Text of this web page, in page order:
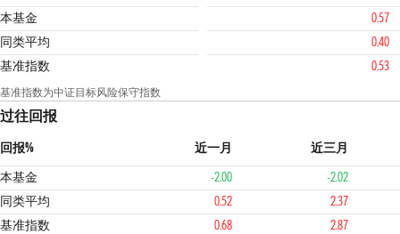
本基金
0.57
同类平均
0.40
基准指数
0.53
基准指数为中证目标风险保守指数
过往回报
回报% 近一月
近三月
本基金
-2.00
-2.02
同类平均
0.52
2.37
基准指数
0.68
2.87